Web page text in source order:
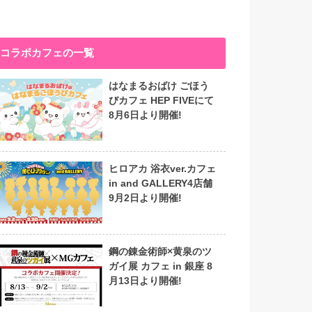
コラボカフェの一覧
はなまるおばけ ごほう
びカフェ HEP FIVEにて
8月6日より開催!
ヒロアカ 浴衣ver.カフェ
in and GALLERY4店舗
9月2日より開催!
鋼の錬金術師×黄泉のツ
ガイ展 カフェ in 銀座 8
月13日より開催!